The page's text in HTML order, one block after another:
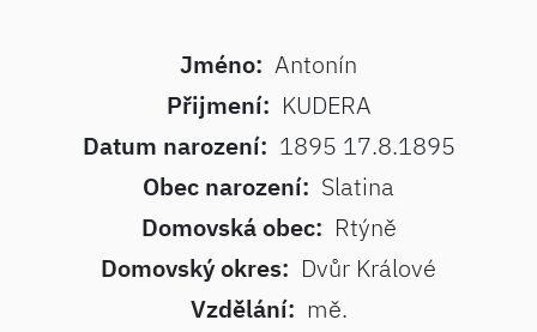
Jméno: Antonín
Přijmení: KUDERA
Datum narození: 1895 17.8.1895
Obec narození: Slatina
Domovská obec: Rtýně
Domovský okres: Dvůr Králové
Vzdělání: mě.